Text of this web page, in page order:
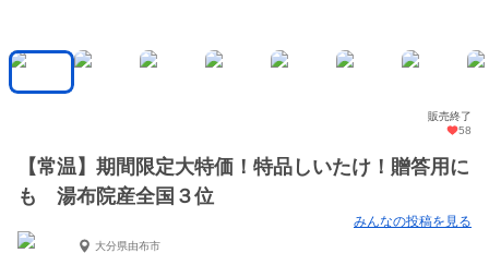
販売終了
58
【常温】期間限定大特価！特品しいたけ！贈答用に
も 湯布院産全国３位
みんなの投稿を見る
大分県由布市